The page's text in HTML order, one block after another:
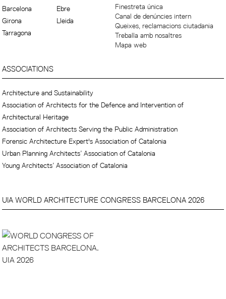
Barcelona
Ebre
Girona
Lleida
Tarragona
Finestreta única
Canal de denúncies intern
Queixes, reclamacions ciutadania
Treballa amb nosaltres
Mapa web
ASSOCIATIONS
Architecture and Sustainability
Association of Architects for the Defence and Intervention of
Architectural Heritage
Association of Architects Serving the Public Administration
Forensic Architecture Expert's Association of Catalonia
Urban Planning Architects’ Association of Catalonia
Young Architects’ Association of Catalonia
UIA WORLD ARCHITECTURE CONGRESS BARCELONA 2026